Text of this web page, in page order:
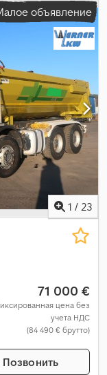
объявление
1 / 23
71 000 €
цена без
учета НДС
(84 490 € брутто)
Позвонить